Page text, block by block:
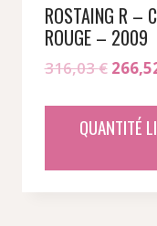
ROSTAING R –
ROUGE – 2009
316,03€ Le
initial
était :
QUANTITÉ